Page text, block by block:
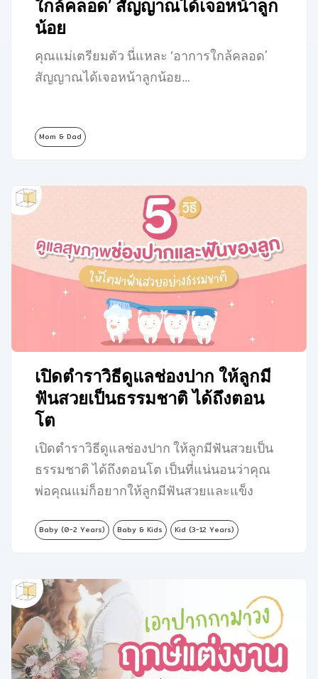
ใกล้คลอด’ สัญญาณได้เจอหน้าลูก
น้อย
คุณแม่เตรียมตัว นี่แหละ ‘อาการใกล้คลอด’
สัญญาณได้เจอหน้าลูกน้อย…
Mom & Dad
เปิดตำราวิธีดูแลช่องปาก ให้ลูกมี
ฟันสวยเป็นธรรมชาติ ได้ถึงตอน
โต
เปิดตำราวิธีดูแลช่องปาก ให้ลูกมีฟันสวยเป็น
ธรรมชาติ ได้ถึงตอนโต เป็นที่แน่นอนว่าคุณ
พ่อคุณแม่ก็อยากให้ลูกมีฟันสวยและแข็ง
Baby (0-2 Years) Baby & Kids Kid (3-12 Years)